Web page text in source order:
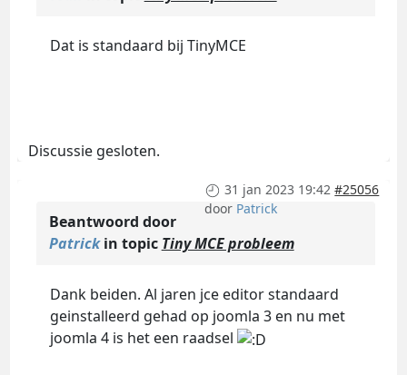
Dat is standaard bij TinyMCE
Discussie gesloten.
31 jan 2023 19:42 #25056
door Patrick
Beantwoord door
Patrickin topic Tiny MCE probleem
Dank beiden. Al jaren jce editor standaard
geinstalleerd gehad op joomla 3 en nu met
joomla 4 is het een raadsel